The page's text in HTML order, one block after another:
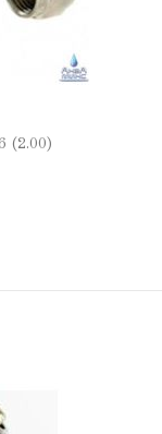
(2.00)